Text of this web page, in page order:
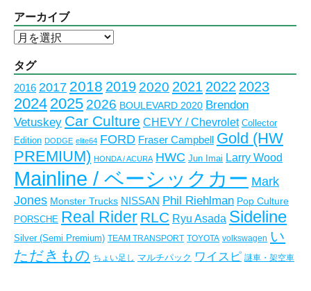
アーカイブ
ア
カ
ブ
タグ
2016 2017 2018 2019 2020 2021 2022 2023
2024 2025 2026 BOULEVARD 2020 Brendon
Vetuskey Car Culture CHEVY / Chevrolet Collector
Edition DODGE elite64 FORD Fraser Campbell
Gold (HW
PREMIUM) HONDA / ACURA HWC Jun Imai Larry Wood
Mainline / ベーシックカー Mark
Jones Monster Trucks NISSAN Phil Riehlman Pop Culture
PORSCHE Real Rider RLC Ryu Asada Sideline
Silver (Semi Premium) TEAM TRANSPORT TOYOTA volkswagen い
ただきもの ちょい足し マルチパック ワイスピ 謎車・架空車